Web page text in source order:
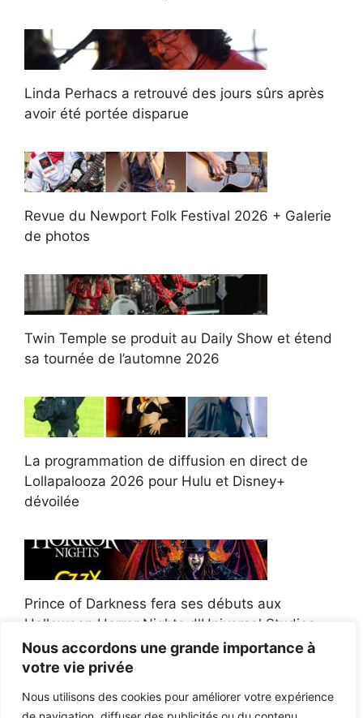
Nous accordons une grande importance à
votre vie privée
Nous utilisons des cookies pour améliorer votre expérience
Linda Perhacs a retrouvé des jours sûrs après
avoir été portée disparue
Revue du Newport Folk Festival 2026 + Galerie
de photos
Twin Temple se produit au Daily Show et étend
sa tournée de l’automne 2026
La programmation de diffusion en direct de
Lollapalooza 2026 pour Hulu et Disney+
dévoilée
Prince of Darkness fera ses débuts aux
Halloween Horror Nights d'Universal Studios